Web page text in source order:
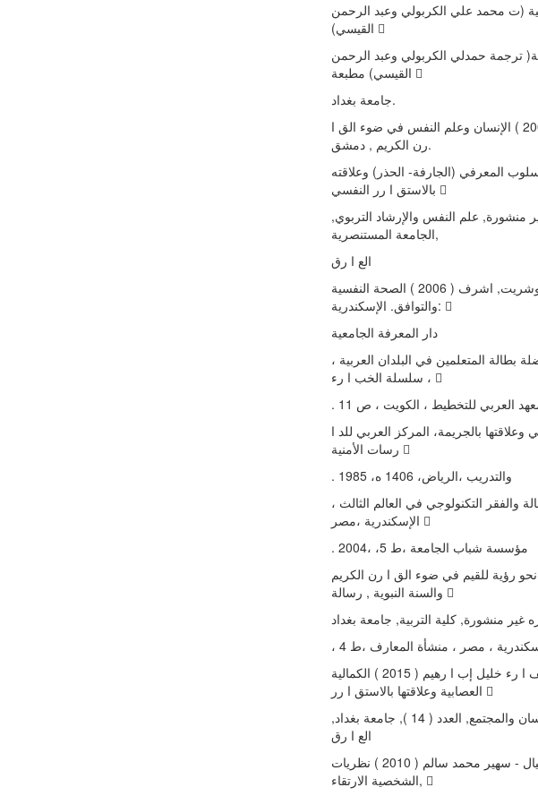
قیاس الشخصیة (ت محمد علي الكربولي وعبد الرحمن
القیسي) 
الشخصیة( ترجمة حمدلي الكربولي وعبد الرحمن
القیسي) مطبعة 
جامعة بغداد.
الشمري, جاسم فیاض , جاسم فیاض ( 2005 ) الإنسان وعلم النفس في ضوء الق ا
رن الكریم , دمشق.
هیثم علي حسین ( 2010 ) الأسلوب المعرفي (الجارفة- الحذر) وعلاقته
بالاستق ا رر النفسي 
منشورة, علم النفس والإرشاد التربوي,
الجامعة المستنصریة,
الع ا رق
صبرة, علي وشریت, اشرف, علي وشریت, اشرف ( 2006 ) الصحة النفسیة
والتوافق. الإسكندریة: 
دار المعرفة الجامعیة
حول حل معضلة بطالة المتعلمین في البلدان العربیة ،
سلسلة الخب ا رء ، 
العربي للتخطیط ، الكویت ، ص 11
بالجریمة، المركز العربي للد ا
رسات الأمنیة 
. والتدریب ،الریاض، 1406 ه، 1985
والفقر التكنولوجي في العالم الثالث ،
الإسكندریة ،مصر 
. 2004، ،مؤسسة شباب الجامعة ،ط 5
علاء صاحب عسكر ( 2002 ) نحو رؤیة للقیم في ضوء الق ا رن الكریم
والسنة النبویة , رسالة 
غیر منشورة, كلیة التربیة, جامعة بغداد
العبیدي, عف ا رء خلیل إب ا رهیم, عف ا رء خلیل إب ا رهیم ( 2015 ) الكمالیة
العصابیة وعلاقتها بالاستق ا رر 
النفسي لدى طلبة الجامعة, مجلة علوم الإنسان والمجتمع, العدد ( 14 ), جامعة بغداد,
الع ا رق
علاء الدین كفافي - مایسه أحمد النیال - سهیر محمد سالم ( 2010 ) نظریات
الشخصیة الارتقاء, 